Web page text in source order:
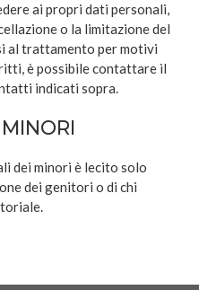
ai propri dati personali,
o la limitazione del
al trattamento per motivi
è possibile contattare il
indicati sopra.
dei minori è lecito solo
dei genitori o di chi